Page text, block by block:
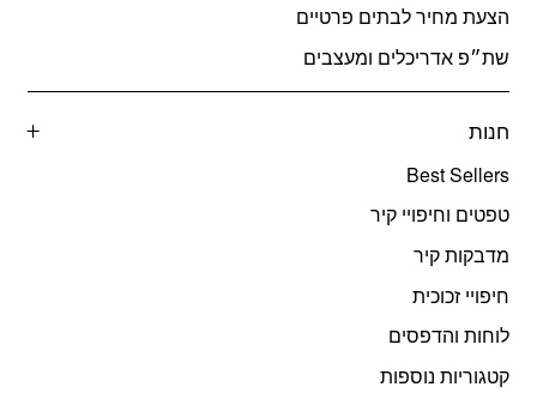
הצעת מחיר לבתים פרטיים
שת״פ אדריכלים ומעצבים
חנות
Best Sellers
טפטים וחיפויי קיר
מדבקות קיר
חיפויי זכוכית
לוחות והדפסים
קטגוריות נוספות